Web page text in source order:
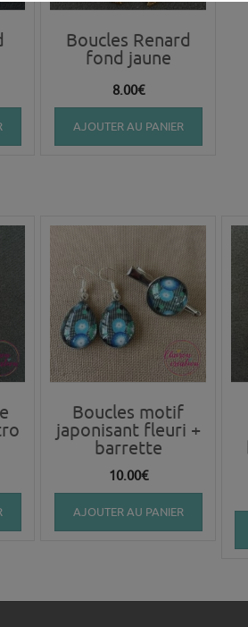
Boucles Renard
fond jaune
8.00€
AJOUTER AU PANIER
Boucles motif
japonisant fleuri +
barrette
10.00€
AJOUTER AU PANIER